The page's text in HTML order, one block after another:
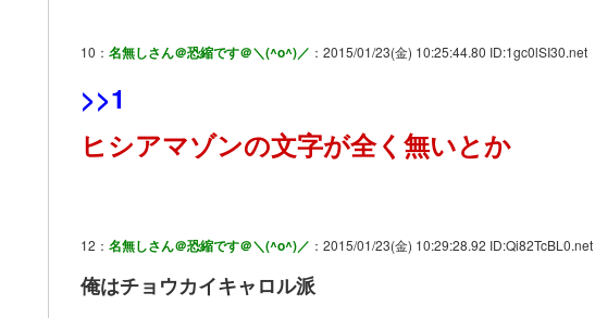
10： 名無しさん＠恐縮です＠＼(^o^)／ ：2015/01/23(金) 10:25:44.80 ID:1gc0lSI30.net
>>1
ヒシアマゾンの文字が全く無いとか
12： 名無しさん＠恐縮です＠＼(^o^)／ ：2015/01/23(金) 10:29:28.92 ID:Qi82TcBL0.net
俺はチョウカイキャロル派